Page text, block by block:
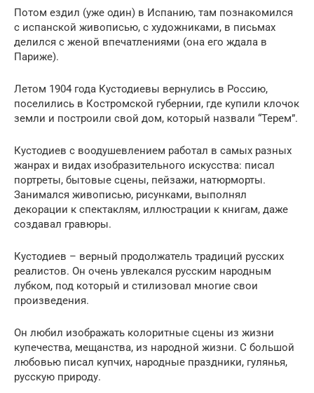
Потом ездил (уже один) в Испанию, там познакомился
с испанской живописью, с художниками, в письмах
делился с женой впечатлениями (она его ждала в
Париже).
Летом 1904 года Кустодиевы вернулись в Россию,
поселились в Костромской губернии, где купили клочок
земли и построили свой дом, который назвали “Терем”.
Кустодиев с воодушевлением работал в самых разных
жанрах и видах изобразительного искусства: писал
портреты, бытовые сцены, пейзажи, натюрморты.
Занимался живописью, рисунками, выполнял
декорации к спектаклям, иллюстрации к книгам, даже
создавал гравюры.
Кустодиев – верный продолжатель традиций русских
реалистов. Он очень увлекался русским народным
лубком, под который и стилизовал многие свои
произведения.
Он любил изображать колоритные сцены из жизни
купечества, мещанства, из народной жизни. С большой
любовью писал купчих, народные праздники, гулянья,
русскую природу.